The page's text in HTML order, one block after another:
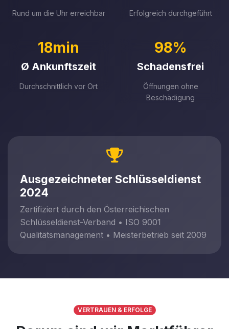
Rund um die Uhr erreichbar Erfolgreich durchgeführt
18min
Ø Ankunftszeit
Durchschnittlich vor Ort
98%
Schadensfrei
Öffnungen ohne
Beschädigung
Ausgezeichneter Schlüsseldienst
2024
Zertifiziert durch den Österreichischen
Schlüsseldienst-Verband • ISO 9001
Qualitätsmanagement • Meisterbetrieb seit 2009
VERTRAUEN & ERFOLGE